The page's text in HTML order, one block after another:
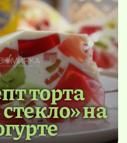
торта
на